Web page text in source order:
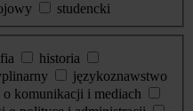
studencki
historia
językoznawstwo
o komunikacji i mediach